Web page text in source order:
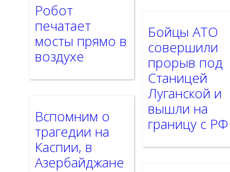
Робот
печатает
мосты прямо в
воздухе
Вспомним о
трагедии на
Каспии, в
Азербайджане
Бойцы АТО
совершили
прорыв под
Станицей
Луганской и
вышли на
границу с РФ